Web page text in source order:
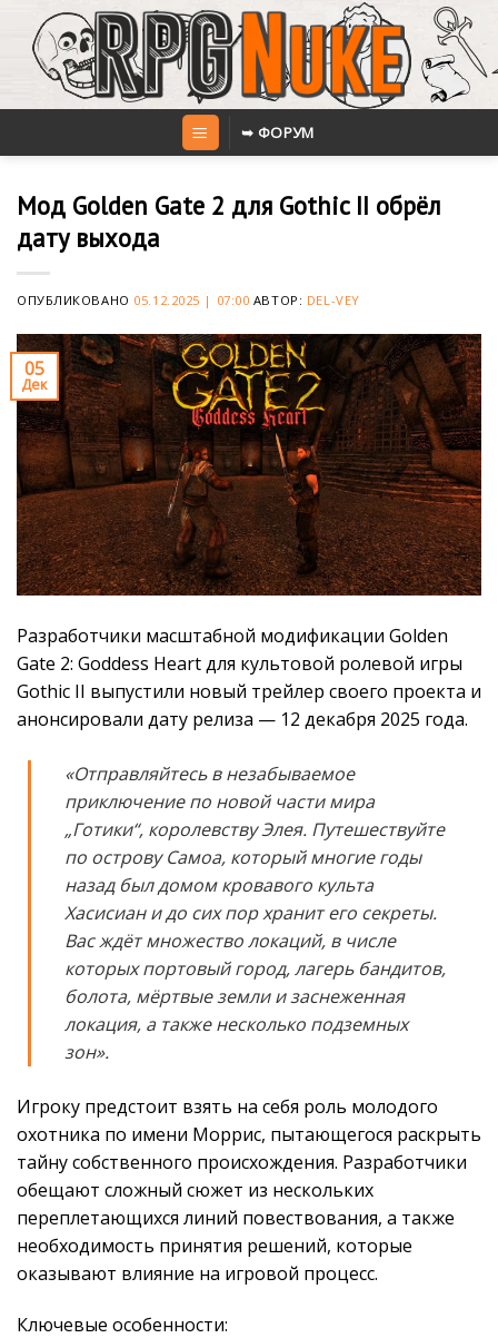
content
➥ ФОРУМ
Мод Golden Gate 2 для Gothic II обрёл
дату выхода
ОПУБЛИКОВАНО 05.12.2025 | 07:00 АВТОР: DEL-VEY
05
Дек
Разработчики масштабной модификации Golden
Gate 2: Goddess Heart для культовой ролевой игры
Gothic II выпустили новый трейлер своего проекта и
анонсировали дату релиза — 12 декабря 2025 года.
«Отправляйтесь в незабываемое
приключение по новой части мира
„Готики“, королевству Элея. Путешествуйте
по острову Самоа, который многие годы
назад был домом кровавого культа
Хасисиан и до сих пор хранит его секреты.
Вас ждёт множество локаций, в числе
которых портовый город, лагерь бандитов,
болота, мёртвые земли и заснеженная
локация, а также несколько подземных
зон».
Игроку предстоит взять на себя роль молодого
охотника по имени Моррис, пытающегося раскрыть
тайну собственного происхождения. Разработчики
обещают сложный сюжет из нескольких
переплетающихся линий повествования, а также
необходимость принятия решений, которые
оказывают влияние на игровой процесс.
Ключевые особенности: